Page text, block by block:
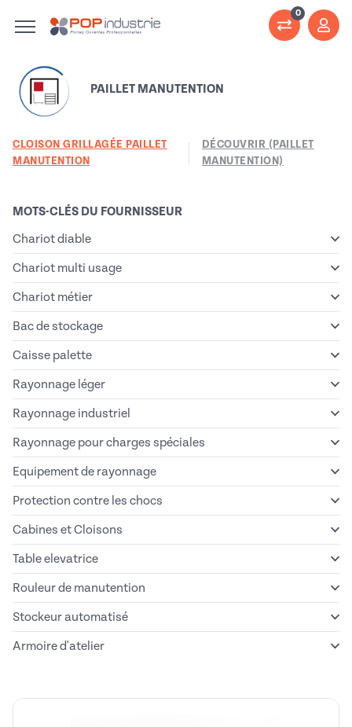
0
PAILLET MANUTENTION
CLOISON GRILLAGÉE PAILLET
MANUTENTION
DÉCOUVRIR (PAILLET
MANUTENTION)
Catégories produits de
MOTS-CLÉS DU FOURNISSEUR
Chariot diable
Chariot multi usage
Chariot métier
Bac de stockage
Caisse palette
Rayonnage léger
Rayonnage industriel
Rayonnage pour charges spéciales
Equipement de rayonnage
Protection contre les chocs
Cabines et Cloisons
Table elevatrice
Rouleur de manutention
Stockeur automatisé
Armoire d'atelier